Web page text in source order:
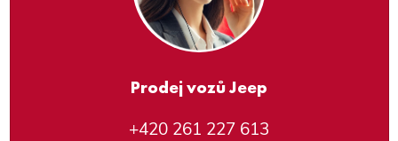
Prodej vozů Jeep
+420 261 227 613